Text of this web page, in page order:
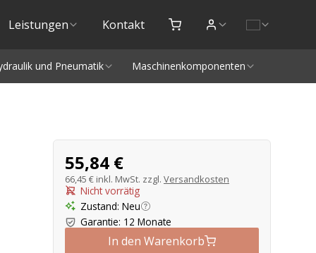
Leistungen Kontakt
und Pneumatik Maschinenkomponenten
Produktangebot
55,84 €
66,45 € inkl. MwSt. zzgl. Versandkosten
Nicht vorrätig
Zustand:Neu
Garantie: 12 Monate
In den Warenkorb